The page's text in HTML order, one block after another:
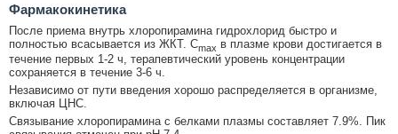
Фармакокинетика
После приема внутрь хлоропирамина гидрохлорид быстро и
полностью всасывается из ЖКТ. Cmax в плазме крови достигается в
течение первых 1-2 ч, терапевтический уровень концентрации
сохраняется в течение 3-6 ч.
Независимо от пути введения хорошо распределяется в организме,
включая ЦНС.
Связывание хлоропирамина с белками плазмы составляет 7.9%. Пик